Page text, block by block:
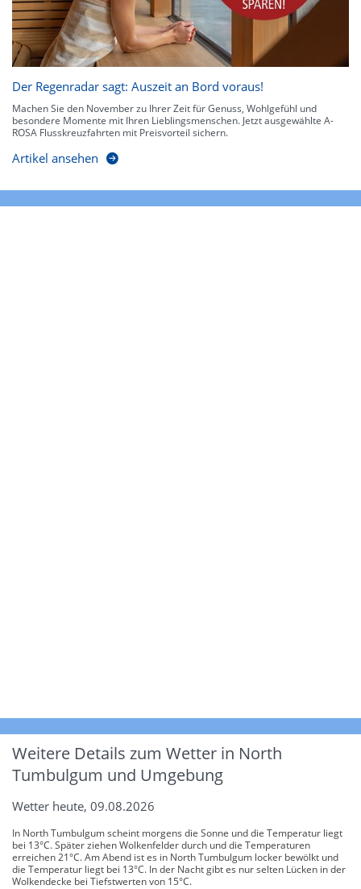
Der Regenradar sagt: Auszeit an Bord voraus!
Machen Sie den November zu Ihrer Zeit für Genuss, Wohlgefühl und
besondere Momente mit Ihren Lieblingsmenschen. Jetzt ausgewählte A-
ROSA Flusskreuzfahrten mit Preisvorteil sichern.
Artikel ansehen
Weitere Details zum Wetter in North
Tumbulgum und Umgebung
Wetter heute, 09.08.2026
In North Tumbulgum scheint morgens die Sonne und die Temperatur liegt
bei 13°C. Später ziehen Wolkenfelder durch und die Temperaturen
erreichen 21°C. Am Abend ist es in North Tumbulgum locker bewölkt und
die Temperatur liegt bei 13°C. In der Nacht gibt es nur selten Lücken in der
Wolkendecke bei Tiefstwerten von 15°C.